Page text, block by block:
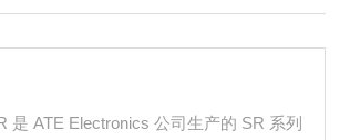
是 ATE Electronics 公司生产的 SR 系列